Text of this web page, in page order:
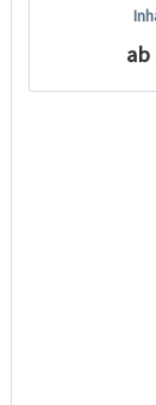
ab